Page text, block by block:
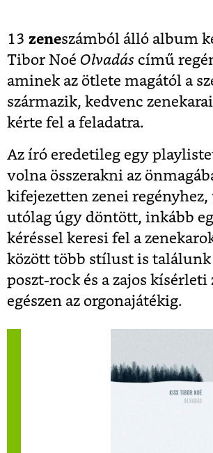
13 zeneszámból álló album
Tibor Noé Olvadás című
aminek az ötlete magától a
származik, kedvenc
kérte fel a feladatra.
Az író eredetileg egy
volna összerakni az
kifejezetten zenei
utólag úgy döntött, inkább
kéréssel keresi fel a
között több stílust is találunk
poszt-rock és a zajos kísérleti
egészen az orgonajátékig.